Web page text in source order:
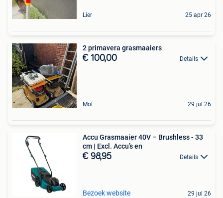
Lier 25 apr 26
2 primavera grasmaaiers
€ 100,00 Details
Mol 29 jul 26
Accu Grasmaaier 40V – Brushless - 33
cm | Excl. Accu’s en
€ 98,95 Details
Bezoek website 29 jul 26